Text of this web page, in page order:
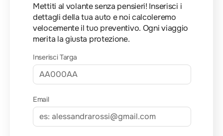
Mettiti al volante senza pensieri! Inserisci i
dettagli della tua auto e noi calcoleremo
velocemente il tuo preventivo. Ogni viaggio
merita la giusta protezione.
Inserisci Targa
Email